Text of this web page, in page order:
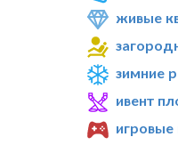
живые
зимние
ивент
игровые